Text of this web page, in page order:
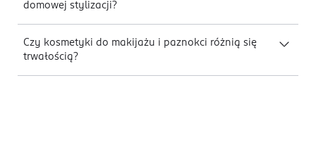
domowej stylizacji?
Czy kosmetyki do makijażu i paznokci różnią się
trwałością?